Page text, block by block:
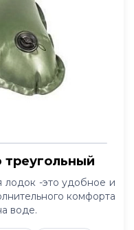
треугольный
-это удобное и
комфорта
воде.